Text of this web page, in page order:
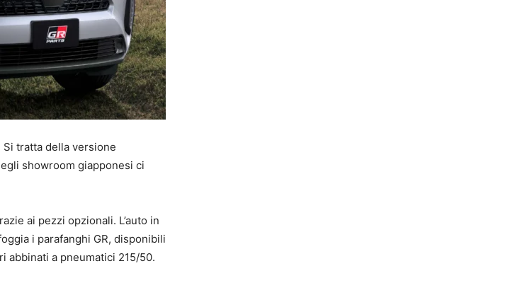
Si tratta della versione
showroom giapponesi ci
ai pezzi opzionali. L’auto in
i parafanghi GR, disponibili
abbinati a pneumatici 215/50.